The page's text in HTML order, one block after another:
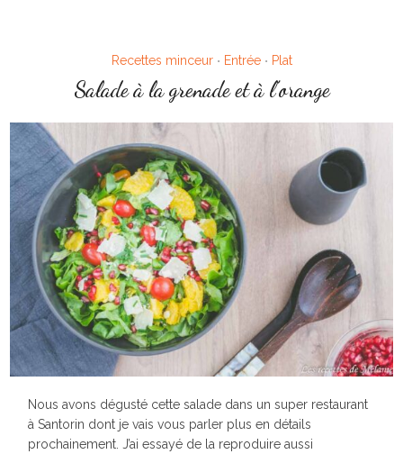
Recettes minceur • Entrée • Plat
Salade à la grenade et à l’orange
Nous avons dégusté cette salade dans un super restaurant
à Santorin dont je vais vous parler plus en détails
prochainement. J’ai essayé de la reproduire aussi